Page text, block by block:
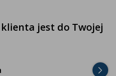
klienta jest do Twojej